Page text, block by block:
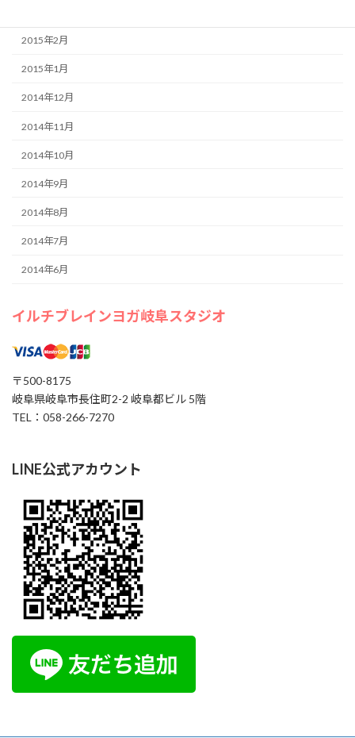
2015年2月
2015年1月
2014年12月
2014年11月
2014年10月
2014年9月
2014年8月
2014年7月
2014年6月
イルチブレインヨガ岐阜スタジオ
〒500-8175
岐阜県岐阜市長住町2-2 岐阜都ビル 5階
TEL：058-266-7270
LINE公式アカウント